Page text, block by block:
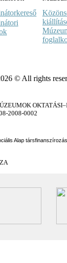
© All rights
2008-0002
Alap